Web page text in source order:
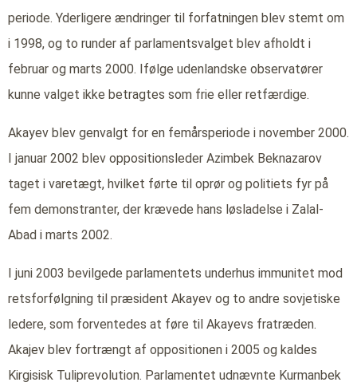
periode. Yderligere ændringer til forfatningen blev stemt om
i 1998, og to runder af parlamentsvalget blev afholdt i
februar og marts 2000. Ifølge udenlandske observatører
kunne valget ikke betragtes som frie eller retfærdige.
Akayev blev genvalgt for en femårsperiode i november 2000.
I januar 2002 blev oppositionsleder Azimbek Beknazarov
taget i varetægt, hvilket førte til oprør og politiets fyr på
fem demonstranter, der krævede hans løsladelse i Zalal-
Abad i marts 2002.
I juni 2003 bevilgede parlamentets underhus immunitet mod
retsforfølgning til præsident Akayev og to andre sovjetiske
ledere, som forventedes at føre til Akayevs fratræden.
Akajev blev fortrængt af oppositionen i 2005 og kaldes
Kirgisisk Tuliprevolution. Parlamentet udnævnte Kurmanbek